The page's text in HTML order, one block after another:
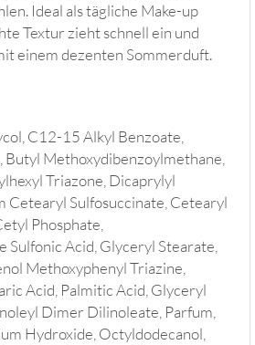
Ideal als tägliche Make-up
Textur zieht schnell ein und
einem dezenten Sommerduft.
C12-15 Alkyl Benzoate,
Butyl Methoxydibenzoylmethane,
Triazone, Dicaprylyl
Cetearyl Sulfosuccinate, Cetearyl
Phosphate,
Sulfonic Acid, Glyceryl Stearate,
Methoxyphenyl Triazine,
Acid, Palmitic Acid, Glyceryl
Dimer Dilinoleate, Parfum,
Hydroxide, Octyldodecanol,